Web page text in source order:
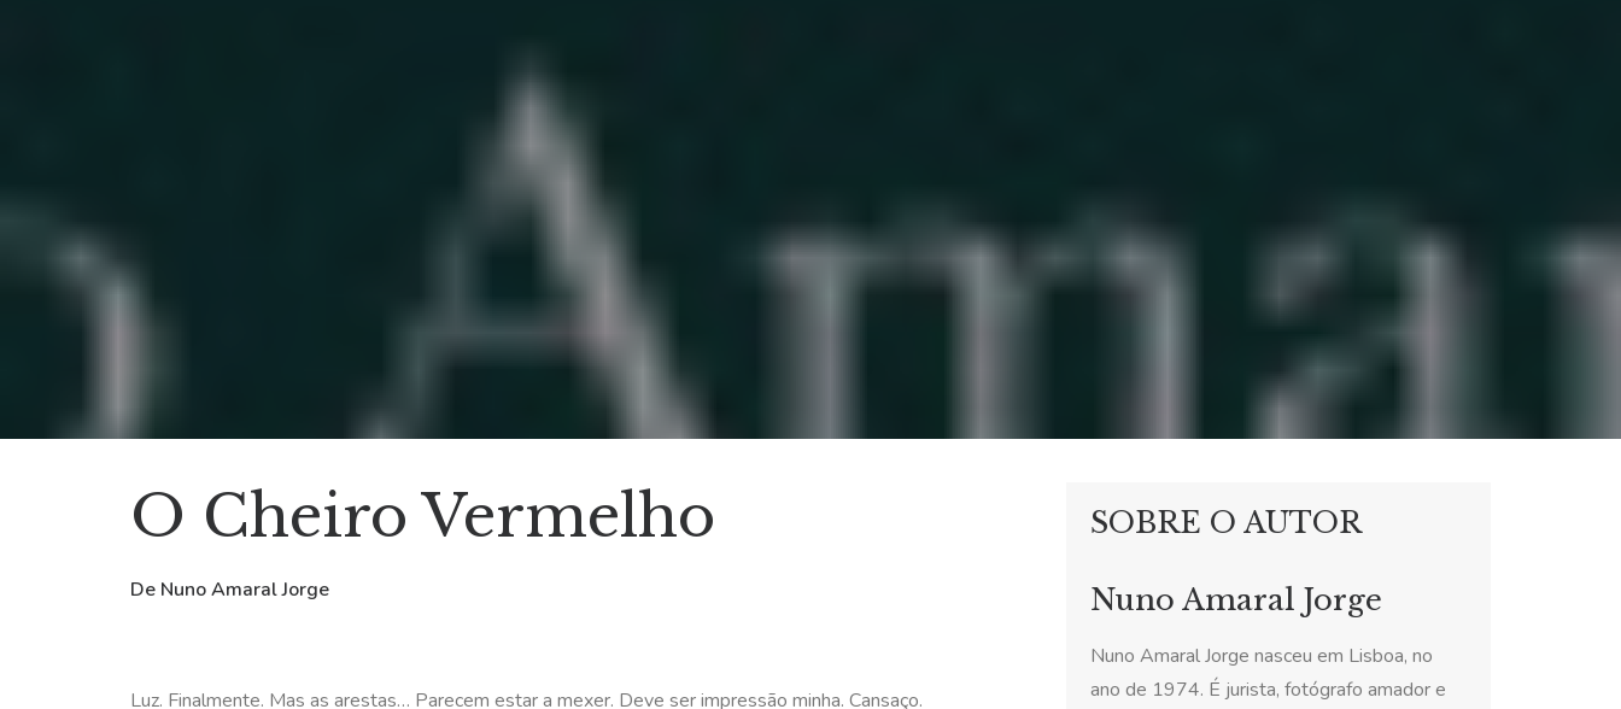
O Cheiro Vermelho
De Nuno Amaral Jorge
Luz. Finalmente. Mas as arestas… Parecem estar a mexer. Deve ser impressão minha. Cansaço.
SOBRE O AUTOR
Nuno Amaral Jorge
Nuno Amaral Jorge nasceu em Lisboa, no
ano de 1974. É jurista, fotógrafo amador e